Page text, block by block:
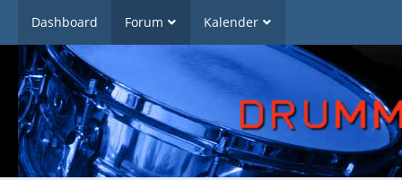
Dashboard Forum Kalender